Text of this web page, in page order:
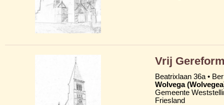
Vrij
Beatrixlaan 36a •
Wolvega
Gemeente
Friesland